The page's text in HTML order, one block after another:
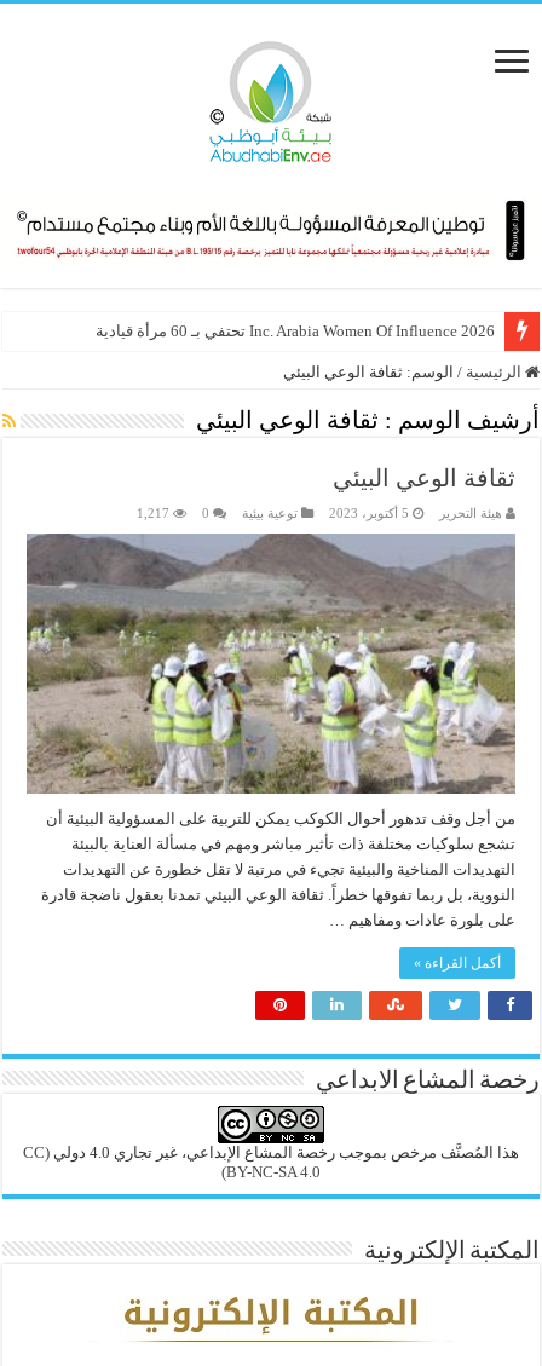
Inc. Arabia Women Of Influence 2026 تحتفي بـ 60 مرأة قيادية
الرئيسية / الوسم: ثقافة الوعي البيئي
أرشيف الوسم : ثقافة الوعي البيئي
ثقافة الوعي البيئي
هيئة التحرير 5 أكتوبر، 2023 توعية بيئية 0
1,217
من أجل وقف تدهور أحوال الكوكب يمكن للتربية على المسؤولية البيئية أن
تشجع سلوكيات مختلفة ذات تأثير مباشر ومهم في مسألة العناية بالبيئة
التهديدات المناخية والبيئية تجيء في مرتبة لا تقل خطورة عن التهديدات
النووية، بل ربما تفوقها خطراً. ثقافة الوعي البيئي تمدنا بعقول ناضجة قادرة
على بلورة عادات ومفاهيم …
أكمل القراءة »
رخصة المشاع الابداعي
هذا المُصنَّف مرخص بموجب رخصة المشاع الإبداعي، غير تجاري 4.0 دولي
(CC
BY-NC-SA 4.0)
المكتبة الإلكترونية